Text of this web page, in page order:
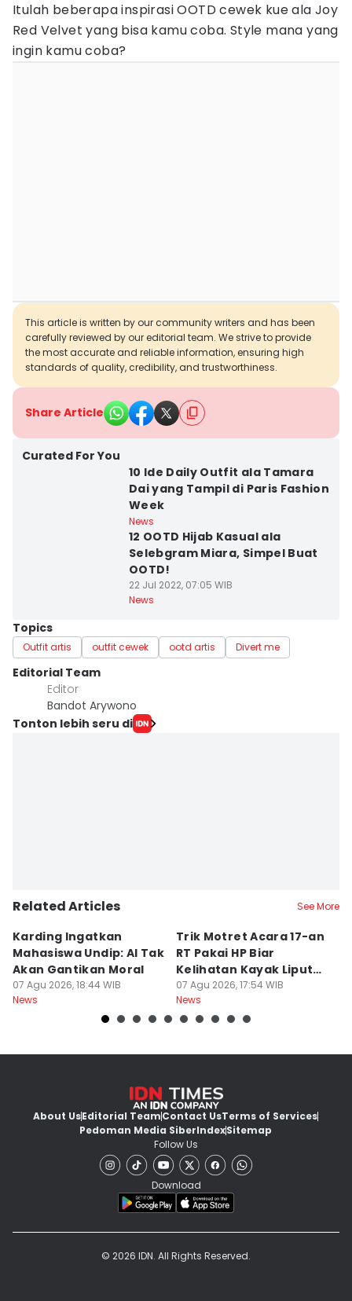
Itulah beberapa inspirasi OOTD cewek kue ala Joy
Red Velvet yang bisa kamu coba. Style mana yang
ingin kamu coba?
This article is written by our community writers and has been
carefully reviewed by our editorial team. We strive to provide
the most accurate and reliable information, ensuring high
standards of quality, credibility, and trustworthiness.
Share Article
Curated For You
10 Ide Daily Outfit ala Tamara
Dai yang Tampil di Paris Fashion
Week
News
12 OOTD Hijab Kasual ala
Selebgram Miara, Simpel Buat
OOTD!
22 Jul 2022, 07:05 WIB
News
Topics
Outfit artis outfit cewek ootd artis Divert me
Editorial Team
Editor
Bandot Arywono
Tonton lebih seru di
Related Articles See More
Karding Ingatkan
Mahasiswa Undip: AI Tak
Akan Gantikan Moral
07 Agu 2026, 18:44 WIB
News
Trik Motret Acara 17-an
RT Pakai HP Biar
Kelihatan Kayak Liputan
Festival Nasional
07 Agu 2026, 17:54 WIB
News
About UsEditorial TeamContact UsTerms of Services
Pedoman Media SiberIndexSitemap
Follow Us
Download
© 2026 IDN. All Rights Reserved.